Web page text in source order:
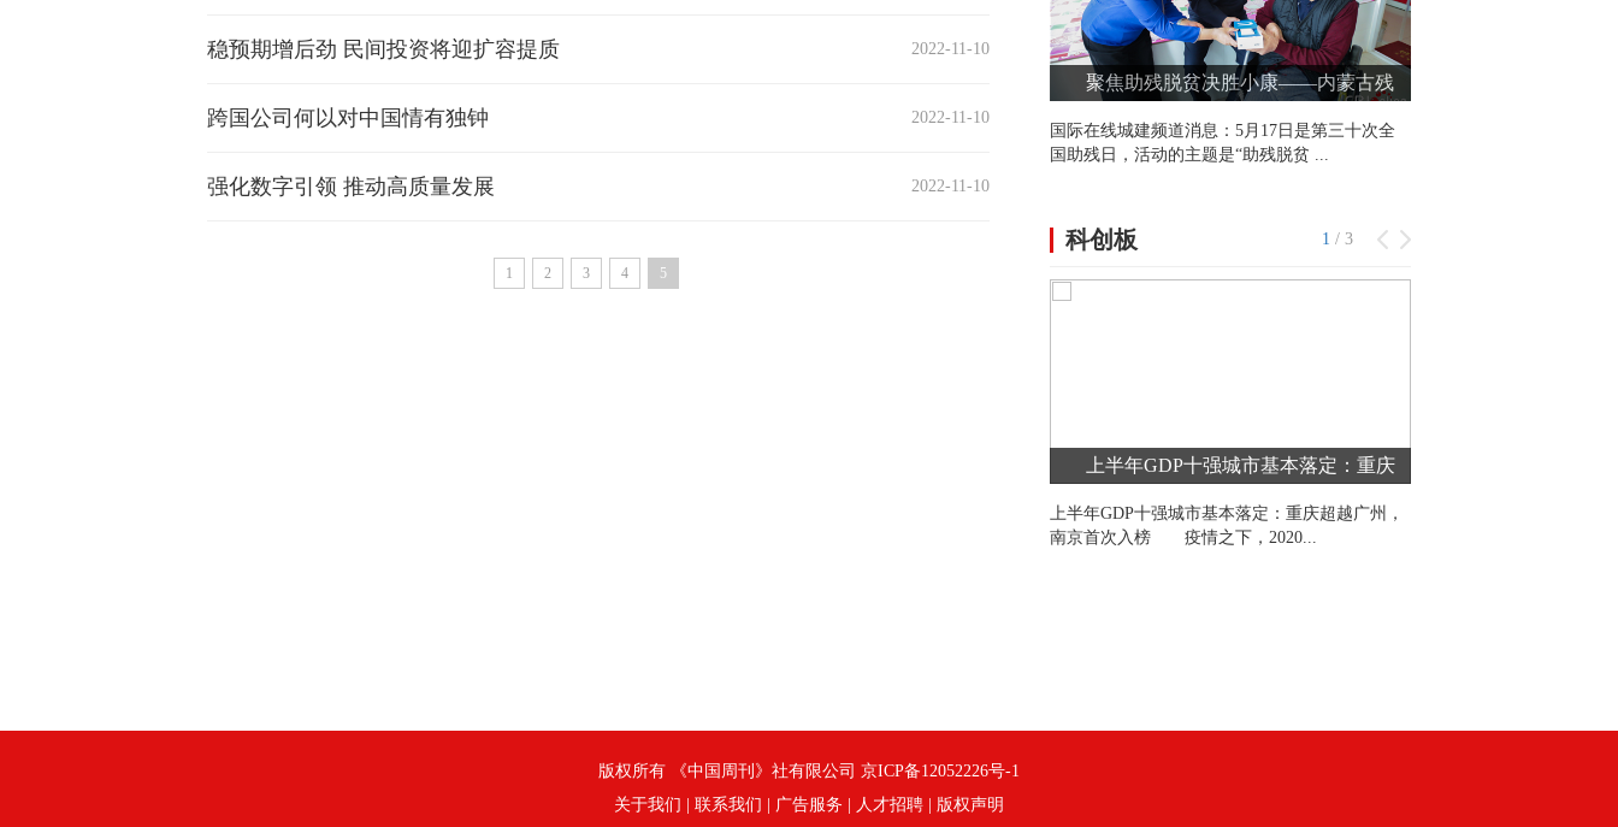
稳预期增后劲 民间投资将迎扩容提质 2022-11-10
跨国公司何以对中国情有独钟 2022-11-10
强化数字引领 推动高质量发展 2022-11-10
1 2 3 4 5
聚焦助残脱贫决胜小康——内蒙古残
联组织开展系列主题活动献礼全国助残日
国际在线城建频道消息：5月17日是第三十次全
国助残日，活动的主题是“助残脱贫 ...
科创板
上半年GDP十强城市基本落定：重庆
超广州 南京入榜
上半年GDP十强城市基本落定：重庆超越广州，
南京首次入榜 疫情之下，2020...
1 / 3
版权所有 《中国周刊》社有限公司 京ICP备12052226号-1
关于我们
联系我们 广告服务 人才招聘 版权声明